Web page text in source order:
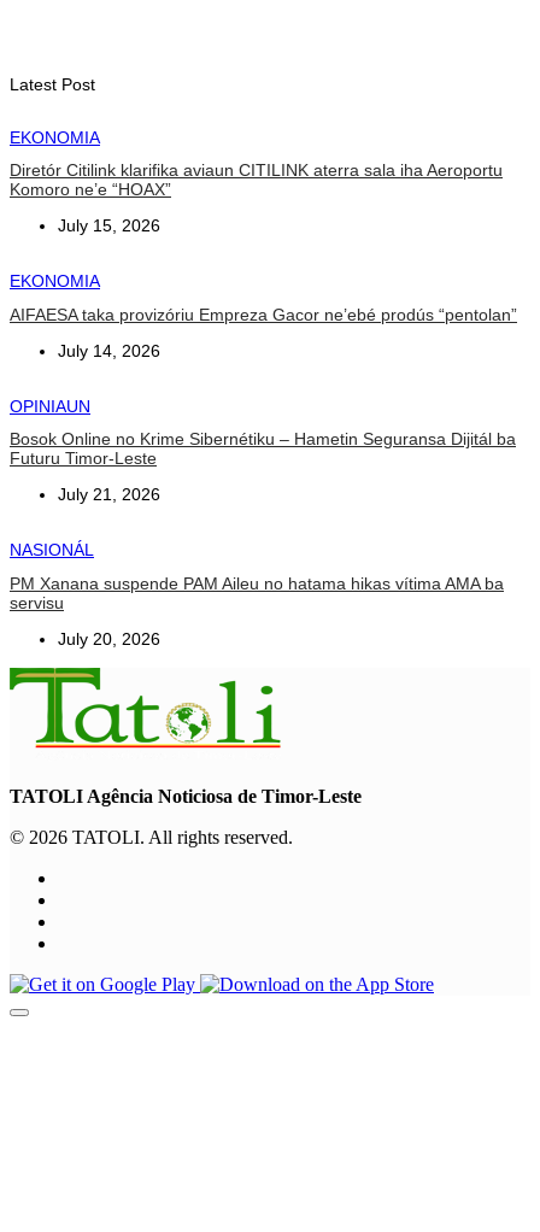
Latest Post
EKONOMIA
Diretór Citilink klarifika aviaun CITILINK aterra sala iha Aeroportu
Komoro ne’e “HOAX”
July 15, 2026
EKONOMIA
AIFAESA taka provizóriu Empreza Gacor ne’ebé prodús “pentolan”
July 14, 2026
OPINIAUN
Bosok Online no Krime Sibernétiku – Hametin Seguransa Dijitál ba
Futuru Timor-Leste
July 21, 2026
NASIONÁL
PM Xanana suspende PAM Aileu no hatama hikas vítima AMA ba
servisu
July 20, 2026
TATOLI Agência Noticiosa de Timor-Leste
© 2026 TATOLI. All rights reserved.